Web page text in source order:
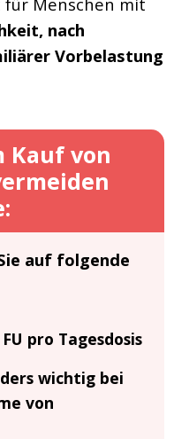
nach
Vorbelastung
Kauf von
auf folgende
pro Tagesdosis
wichtig bei
von